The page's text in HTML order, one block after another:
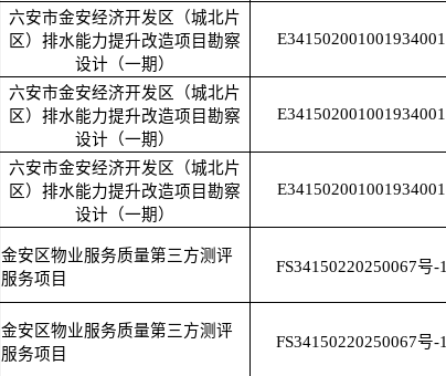
六安市金安经济开发区（城北片
区）排水能力提升改造项目勘察
设计（一期）
E341502001001934001
六安市金安经济开发区（城北片
区）排水能力提升改造项目勘察
设计（一期）
E341502001001934001
六安市金安经济开发区（城北片
区）排水能力提升改造项目勘察
设计（一期）
E341502001001934001
金安区物业服务质量第三方测评
服务项目
FS34150220250067号-1
金安区物业服务质量第三方测评
服务项目
FS34150220250067号-1